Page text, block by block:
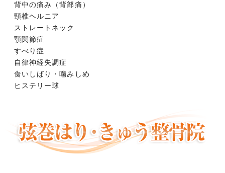
背中の痛み（背部痛）
頸椎ヘルニア
ストレートネック
顎関節症
すべり症
自律神経失調症
食いしばり・噛みしめ
ヒステリー球